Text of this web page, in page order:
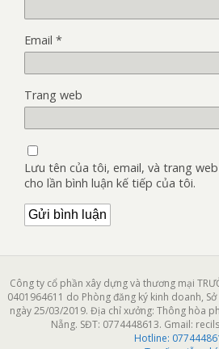
Email *
Trang web
Lưu tên của tôi, email, và trang
cho lần bình luận kế tiếp của tôi.
Công ty cổ phần xây dựng và thương mại
0401964611 do Phòng đăng ký kinh doanh,
ngày 25/03/2019. Địa chỉ xưởng: Thông hòa
Nẵng. SĐT: 0774448613. Gmail:
Hotline: